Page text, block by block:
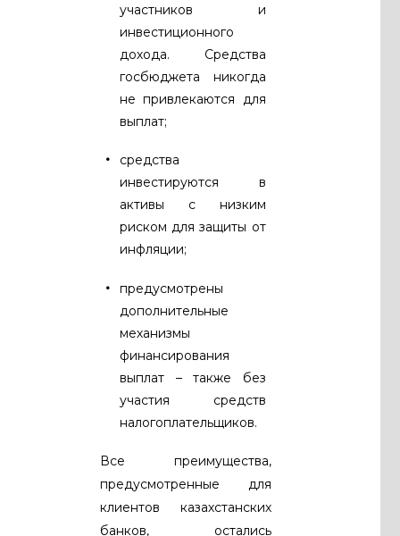
участников и
инвестиционного
дохода. Средства
госбюджета никогда
не привлекаются для
выплат;
средства
инвестируются в
активы c низким
риском для защиты от
инфляции;
предусмотрены
дополнительные
механизмы
финансирования
выплат – также без
участия средств
налогоплательщиков.
Все преимущества,
предусмотренные для
клиентов казахстанских
банков, остались